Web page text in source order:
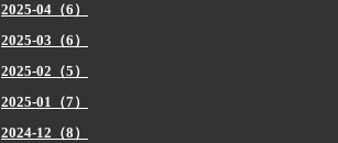
2025-04（6）
2025-03（6）
2025-02（5）
2025-01（7）
2024-12（8）